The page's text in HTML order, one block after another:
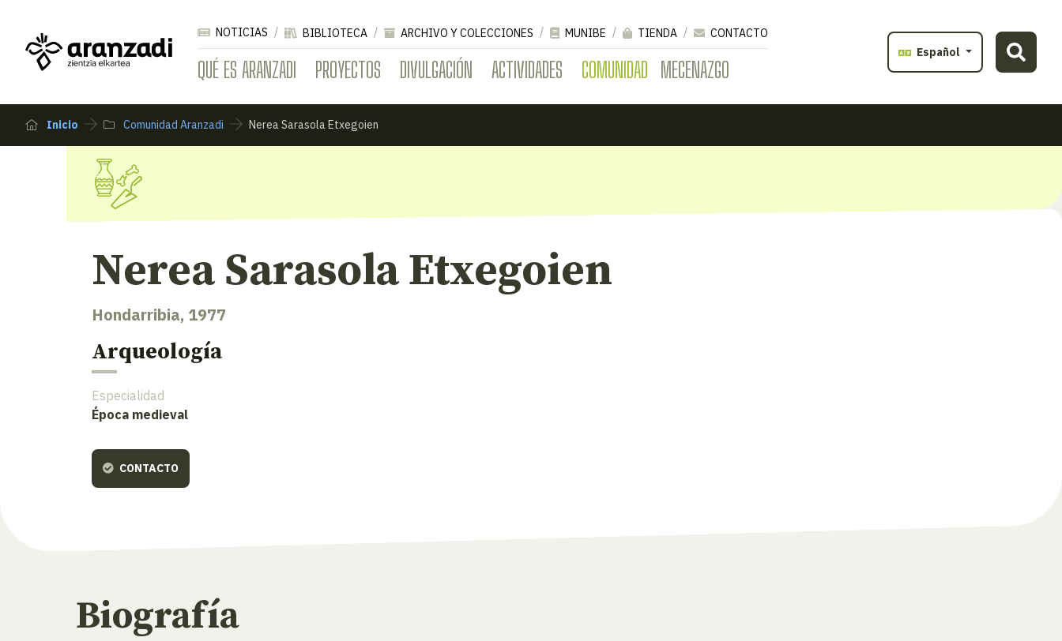
QUÉ ES ARANZADI PROYECTOS DIVULGACIÓN ACTIVIDADES COMUNIDAD MECENAZGO
NOTICIAS BIBLIOTECA ARCHIVO Y COLECCIONES MUNIBE TIENDA
CONTACTO
Español
Inicio Comunidad Aranzadi Nerea Sarasola Etxegoien
Nerea Sarasola Etxegoien
Hondarribia, 1977
Arqueología
Especialidad
Época medieval
CONTACTO
Biografía